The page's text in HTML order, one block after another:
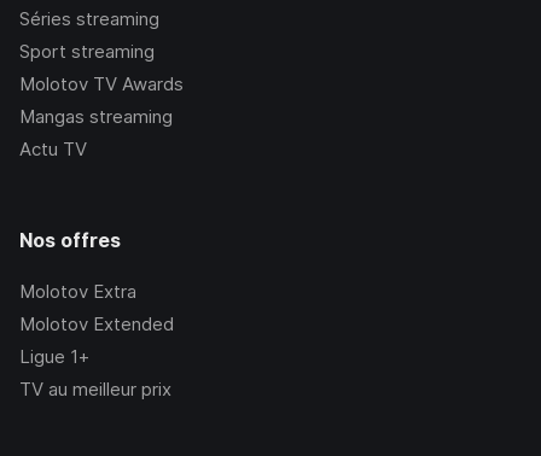
Séries streaming
Sport streaming
Molotov TV Awards
Mangas streaming
Actu TV
Nos offres
Molotov Extra
Molotov Extended
Ligue 1+
TV au meilleur prix